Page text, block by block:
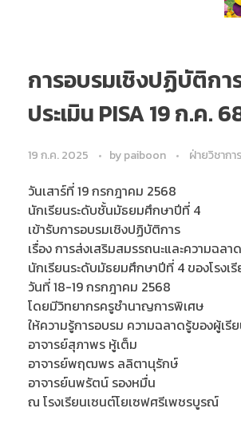
การอบรมเชิงปฏิบัติกา
ประเมิน PISA 19 ก.ค.
19 ก.ค. 2025 bypaiboon ฝ่ายวิชาการ
วันเสาร์ที่ 19 กรกฎาคม 2568
นักเรียนระดับชั้นมัธยมศึกษาปีที่ 4
เข้ารับการอบรมเชิงปฏิบัติการ
เรื่อง การส่งเสริมสมรรถนะและความฉล
นักเรียนระดับมัธยมศึกษาปีที่ 4 ของโรง
วันที่ 18-19 กรกฎาคม 2568
โดยมีวิทยากรครูชำนาญการพิเศษ
ให้ความรู้การอบรม ความฉลาดรู้ของผู้เรี
อาจารย์สุภาพร หู้เต็ม
อาจารย์พฤฒพร ลลิตานุรักษ์
อาจารย์นพรัตน์ รองหมื่น
ณ โรงเรียนเซนต์โยเซฟศรีเพชรบูรณ์